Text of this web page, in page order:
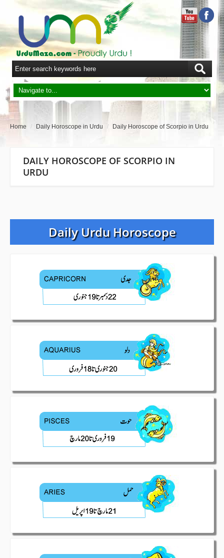
Home / Daily Horoscope in Urdu / Daily Horoscope of Scorpio in Urdu
DAILY HOROSCOPE OF SCORPIO IN
URDU
Daily Urdu Horoscope